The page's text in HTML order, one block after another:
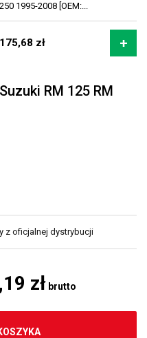
250 1995-2008 [OEM:...
175,68 zł
RM 125 RM
z oficjalnej dystrybucji
zł brutto